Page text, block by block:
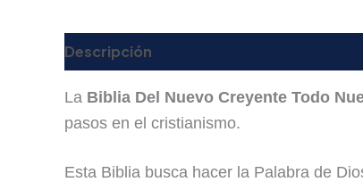
Descripción
La Biblia Del Nuevo Creyente Todo
pasos en el cristianismo.
Esta Biblia busca hacer la Palabra de